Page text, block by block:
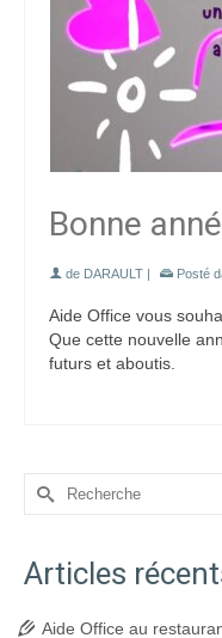
Bonne
de DARAULT | Posté
Aide Office vous
Que cette nouvelle
futurs et aboutis.
Rechercher :
Articles
Aide Office au